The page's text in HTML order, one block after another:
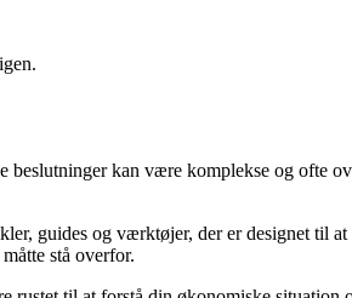
kan være komplekse og ofte
guides og værktøjer, der er designet til
stå overfor.